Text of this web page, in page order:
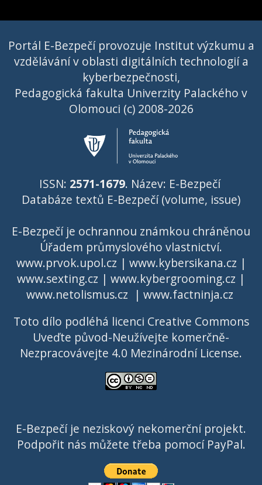
Portál E-Bezpečí provozuje Institut výzkumu a
vzdělávání v oblasti digitálních technologií a
kyberbezpečnosti,
Pedagogická fakulta Univerzity Palackého v
Olomouci (c) 2008-2026
ISSN: 2571-1679. Název: E-Bezpečí
Databáze textů E-Bezpečí (volume, issue)
E-Bezpečí je ochrannou známkou chráněnou
Úřadem průmyslového vlastnictví.
www.prvok.upol.cz | www.kybersikana.cz |
www.sexting.cz | www.kybergrooming.cz |
www.netolismus.cz | www.factninja.cz
Toto dílo podléhá licenci Creative Commons
Uveďte původ-Neužívejte komerčně-
Nezpracovávejte 4.0 Mezinárodní License.
E-Bezpečí je neziskový nekomerční projekt.
Podpořit nás můžete třeba pomocí PayPal.